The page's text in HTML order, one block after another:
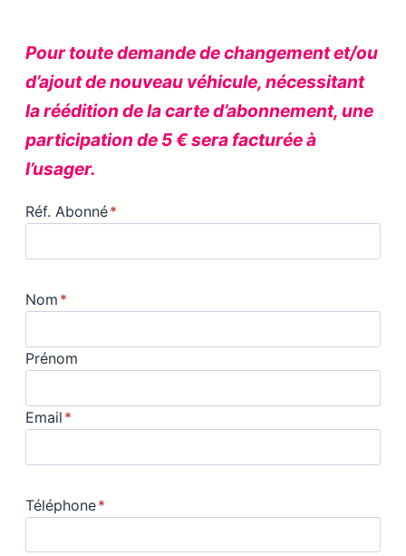
Pour toute demande de changement et/ou
d’ajout de nouveau véhicule, nécessitant
la réédition de la carte d’abonnement, une
participation de 5 € sera facturée à
l’usager.
Réf. Abonné*
Nom *
Prénom
Email *
Téléphone*